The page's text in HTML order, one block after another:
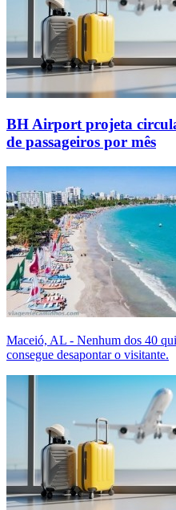
BH Airport projeta
de passageiros por mês
Maceió, AL - Nenhum dos 40
consegue desapontar o visitante.